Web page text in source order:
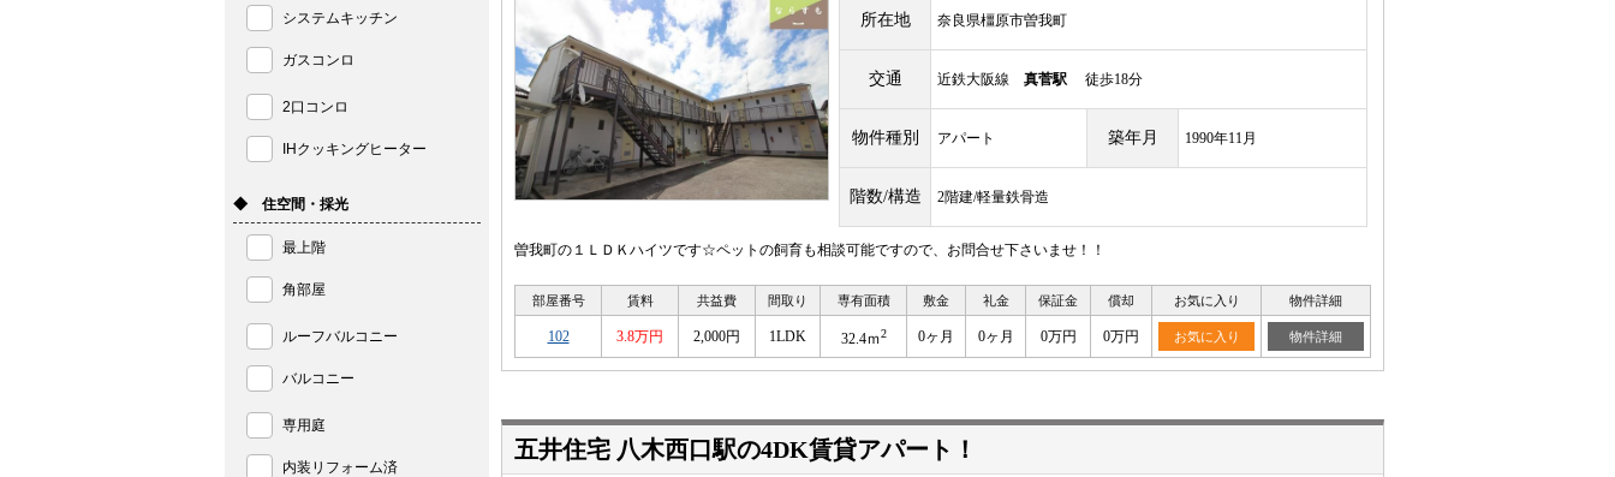
所在地 奈良県橿原市曽我町
交通 近鉄大阪線 真菅駅 徒歩18分
物件種別 アパート 築年月 1990年11月
階数/構造 2階建/軽量鉄骨造
曽我町の１ＬＤＫハイツです☆ペットの飼育も相談可能ですので、お問合せ下さいませ！！
部屋番号 賃料 共益費 間取り 専有面積 敷金 礼金 保証金 償却 お気に入り 物件詳細
102 3.8万円 2,000円 1LDK 32.4ｍ2 0ヶ月 0ヶ月 0万円 0万円 お気に入り 物件詳細
五井住宅 八木西口駅の4DK賃貸アパート！
システムキッチン
ガスコンロ
2口コンロ
IHクッキングヒーター
◆ 住空間・採光
最上階
角部屋
ルーフバルコニー
バルコニー
専用庭
内装リフォーム済